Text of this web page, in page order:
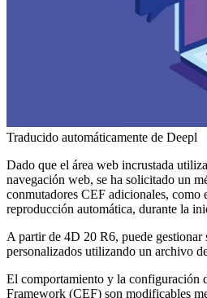
Traducido automáticamente de Deepl
Dado que el área web incrustada
navegación web, se ha solicitado un
conmutadores CEF adicionales, como
reproducción automática, durante la
A partir de 4D 20 R6, puede gestionar
personalizados utilizando un archivo
El comportamiento y la configuración
Framework (CEF) son modificables